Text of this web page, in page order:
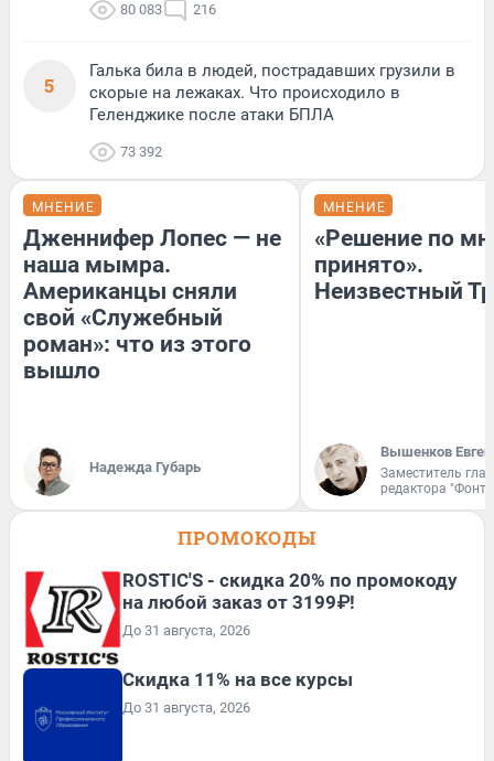
80 083 216
5
Галька била в людей, пострадавших грузили в
скорые на лежаках. Что происходило в
Геленджике после атаки БПЛА
73 392
МНЕНИЕ
Дженнифер Лопес — не
наша мымра.
Американцы сняли
свой «Служебный
роман»: что из этого
вышло
Надежда Губарь
МНЕНИЕ
«Решение по
принято».
Неизвестный
Вышенков
Заместитель
редактора
ПРОМОКОДЫ
ROSTIC'S - скидка 20% по промокоду
на любой заказ от 3199₽!
До 31 августа, 2026
Скидка 11% на все курсы
До 31 августа, 2026